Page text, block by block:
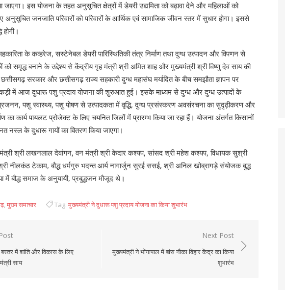
जाएगा। इस योजना के तहत अनुसूचित क्षेत्रों में डेयरी उद्यमिता को बढ़ावा देने और महिलाओं को
अनुसूचित जनजाति परिवारों को परिवारों के आर्थिक एवं सामाजिक जीवन स्तर में सुधार होगा। इससे
होगी।
के कव्हरेज, सस्टेनेबल डेयरी पारिस्थितिकी तंत्र निर्माण तथा दुग्ध उत्पादन और विपणन से
को समृद्ध बनाने के उद्देश्य से केंद्रीय गृह मंत्री श्री अमित शाह और मुख्यमंत्री श्री विष्णु देव साय की
सरकार और छत्तीसगढ़ राज्य सहकारी दुग्ध महासंघ मर्यादित के बीच समझौता ज्ञापन पर
कड़ी में आज दुधारू पशु प्रदाय योजना की शुरुआत हुई। इसके माध्यम से दुग्ध और दुग्ध उत्पादों के
पशु स्वास्थ्य, पशु पोषण से उत्पादकता में वृद्धि, दुग्ध प्रसंस्करण अवसंरचना का सुदृढ़ीकरण और
का कार्य पायलट प्रोजेक्ट के लिए चयनित जिलों में प्रारम्भ किया जा रहा हैं। योजना अंतर्गत किसानों
नस्ल के दुधारू गायों का वितरण किया जाएगा।
श्री लखनलाल देवांगन, वन मंत्री श्री केदार कश्यप, सांसद श्री महेश कश्यप, विधायक सुश्री
नीलकंठ टेकाम, बौद्ध धर्मगुरु भदन्त आर्य नागार्जुन सुरई ससई, श्री अनिल खोब्रागड़े संयोजक बुद्ध
में बौद्ध समाज के अनुयायी, प्रबुद्धजन मौजूद थे।
,मुख्य समाचार Tag: मुख्यमंत्री ने दुधारू पशु प्रदाय योजना का किया शुभारंभ
बस्तर में शांति और विकास के लिए
साय
Next Post
मुख्यमंत्री ने भोंगापाल में बांस नौका विहार केंद्र का किया
शुभारंभ